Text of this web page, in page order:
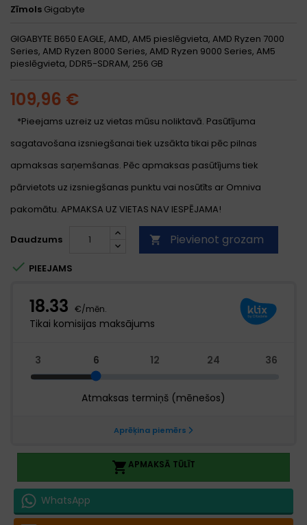
Zīmols Gigabyte
GIGABYTE B650 EAGLE, AMD, AM5 pieslēgvieta, AMD Ryzen 7000
Series, AMD Ryzen 8000 Series, AMD Ryzen 9000 Series, AM5
pieslēgvieta, DDR5-SDRAM, 256 GB
109,96 €
*Pieejams uzreiz uz vietas mūsu noliktavā. Pasūtījuma
sagatavošana izsniegšanai tiek uzsākta tikai pēc pilnas
apmaksas saņemšanas. Pēc apmaksas pasūtījums tiek
pārvietots uz izsniegšanas punktu vai nosūtīts ar Omniva
pakomātu. APMAKSA UZ VIETAS NAV IESPĒJAMA!
Daudzums  Pievienot grozam
 PIEEJAMS
APMAKSĀ TŪLĪT
WhatsApp